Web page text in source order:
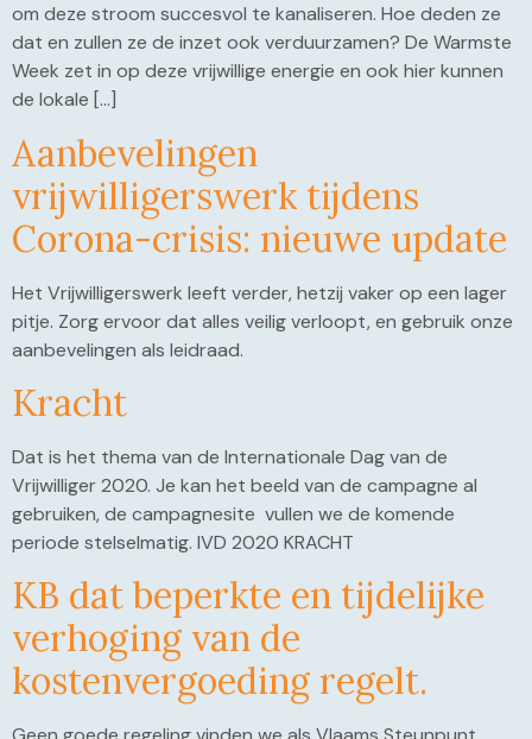
om deze stroom succesvol te kanaliseren. Hoe deden ze
dat en zullen ze de inzet ook verduurzamen? De Warmste
Week zet in op deze vrijwillige energie en ook hier kunnen
de lokale […]
Aanbevelingen
vrijwilligerswerk tijdens
Corona-crisis: nieuwe update
Het Vrijwilligerswerk leeft verder, hetzij vaker op een lager
pitje. Zorg ervoor dat alles veilig verloopt, en gebruik onze
aanbevelingen als leidraad.
Kracht
Dat is het thema van de Internationale Dag van de
Vrijwilliger 2020. Je kan het beeld van de campagne al
gebruiken, de campagnesite vullen we de komende
periode stelselmatig. IVD 2020 KRACHT
KB dat beperkte en tijdelijke
verhoging van de
kostenvergoeding regelt.